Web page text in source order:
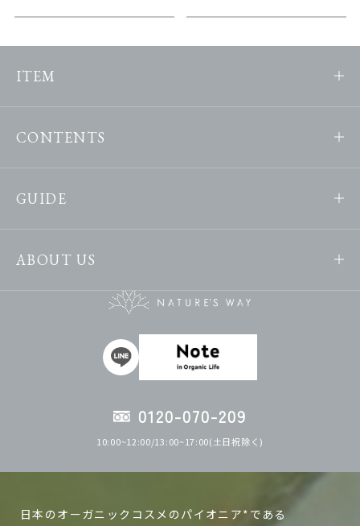
ITEM
CONTENTS
GUIDE
ABOUT US
0120-070-209
10:00~12:00/13:00~17:00(土日祝除く)
日本のオーガニックコスメのパイオニア*である